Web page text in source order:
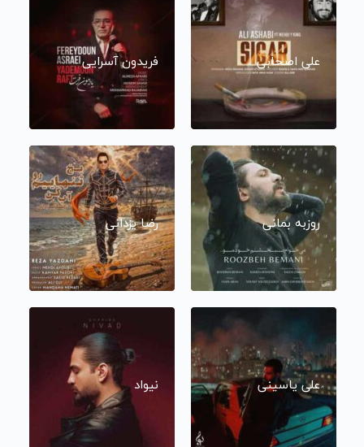
علی اصحابی فریدون آسرایی
روزبه بمانی رضا یزدانی
علی یاسینی نیواد